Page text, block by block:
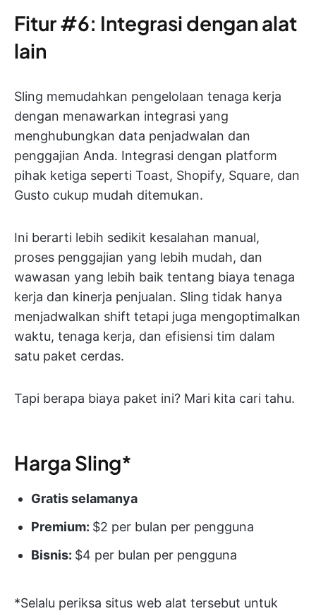
Fitur #6: Integrasi dengan alat
lain
Sling memudahkan pengelolaan tenaga kerja
dengan menawarkan integrasi yang
menghubungkan data penjadwalan dan
penggajian Anda. Integrasi dengan platform
pihak ketiga seperti Toast, Shopify, Square, dan
Gusto cukup mudah ditemukan.
Ini berarti lebih sedikit kesalahan manual,
proses penggajian yang lebih mudah, dan
wawasan yang lebih baik tentang biaya tenaga
kerja dan kinerja penjualan. Sling tidak hanya
menjadwalkan shift tetapi juga mengoptimalkan
waktu, tenaga kerja, dan efisiensi tim dalam
satu paket cerdas.
Tapi berapa biaya paket ini? Mari kita cari tahu.
Harga Sling*
Gratis selamanya
Premium: $2 per bulan per pengguna
Bisnis: $4 per bulan per pengguna
*Selalu periksa situs web alat tersebut untuk